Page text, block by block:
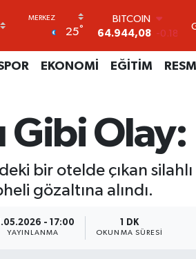
25°
DOLAR
47,7436 0.18
EURO
55,2510 0.32
6660.55
BİST100
-14
EKONOMİ EĞİTİM
Gibi Olay:
bir otelde çıkan
gözaltına alındı.
- 17:00
YAYINLANMA
1 DK
OKUNMA SÜRESI